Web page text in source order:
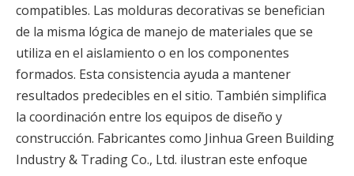
compatibles. Las molduras decorativas se benefician
de la misma lógica de manejo de materiales que se
utiliza en el aislamiento o en los componentes
formados. Esta consistencia ayuda a mantener
resultados predecibles en el sitio. También simplifica
la coordinación entre los equipos de diseño y
construcción. Fabricantes como Jinhua Green Building
Industry & Trading Co., Ltd. ilustran este enfoque